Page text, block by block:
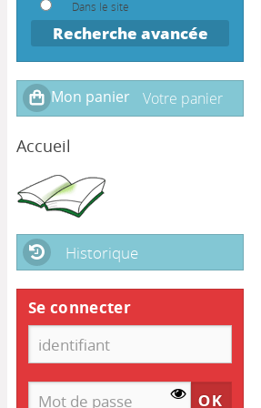
Dans le site
Recherche avancée
Accueil
Historique
Se connecter